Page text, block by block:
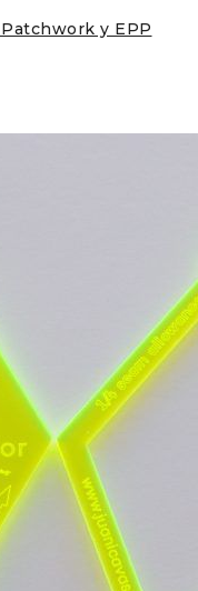
y EPP